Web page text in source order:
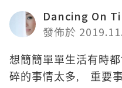
Dancing On
發佈於
想簡簡單單生活有時
碎的事情太多, 重要